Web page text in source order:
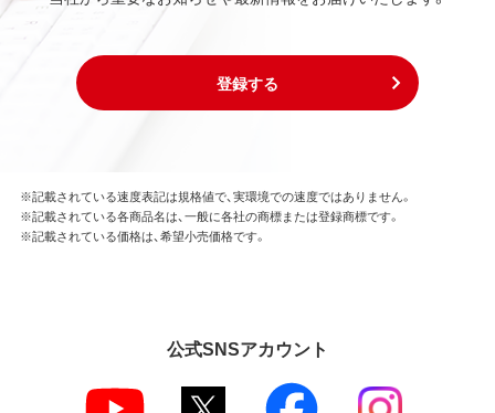
登録する
※記載されている速度表記は規格値で、実環境での速度ではありません。
※記載されている各商品名は、一般に各社の商標または登録商標です。
※記載されている価格は、希望小売価格です。
公式SNSアカウント